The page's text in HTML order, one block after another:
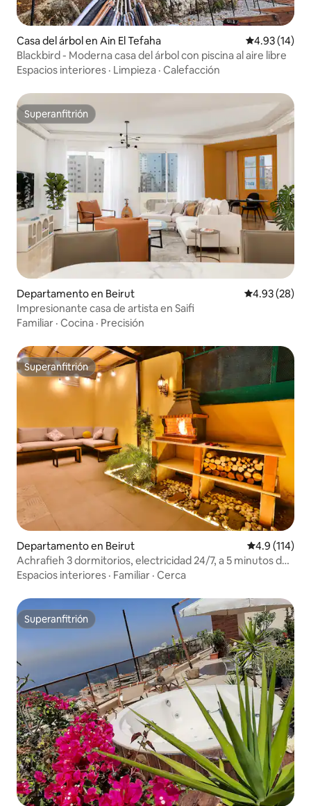
Casa del árbol en Ain El Tefaha Calificación
4.93 (14)
Blackbird - Moderna casa del árbol con piscina al aire libre
Espacios interiores · Limpieza · Calefacción
Superanfitrión
Superanfitrión
Departamento en Beirut Calificación
4.93 (28)
Impresionante casa de artista en Saifi
Familiar · Cocina · Precisión
Superanfitrión
Superanfitrión
Departamento en Beirut Calificación
4.9 (114)
Achrafieh 3 dormitorios, electricidad 24/7, a 5 minutos del
museo, barbacoa + jardín + bañera de hidromasaje
Espacios interiores · Familiar · Cerca
Superanfitrión
Superanfitrión